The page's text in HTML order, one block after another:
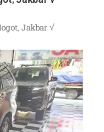
Jakbar √